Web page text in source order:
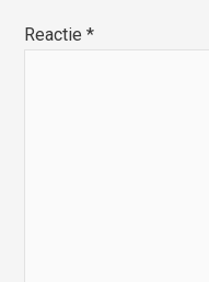
Reactie*